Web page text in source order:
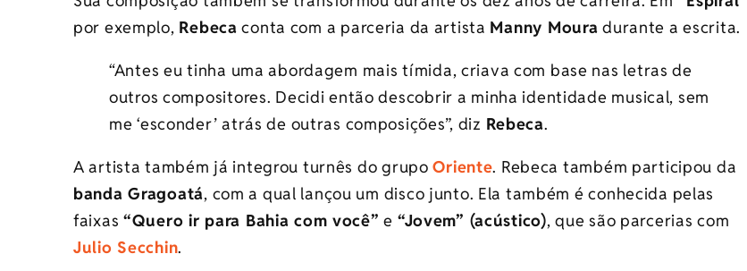
por exemplo, Rebeca conta com a parceria da artista Manny Moura durante a escrita.
“Antes eu tinha uma abordagem mais tímida, criava com base nas letras de
outros compositores. Decidi então descobrir a minha identidade musical, sem
me ‘esconder’ atrás de outras composições”, diz Rebeca.
A artista também já integrou turnês do grupoOriente. Rebeca também participou da
banda Gragoatá, com a qual lançou um disco junto. Ela também é conhecida pelas
faixas“Quero ir para Bahia com você” e “Jovem” (acústico), que são parcerias com
Julio Secchin.